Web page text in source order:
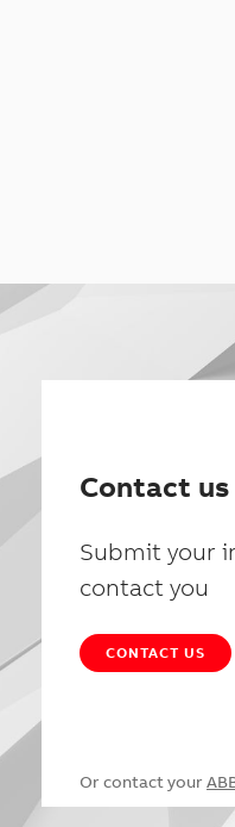
Contact us
Submit your
contact you
CONTACT US
Or contact your